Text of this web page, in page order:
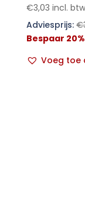
€3,03 incl. btw
Adviesprijs:€
Bespaar 20%
Voeg toe